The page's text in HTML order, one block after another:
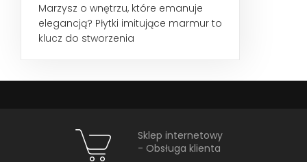
Marzysz o wnętrzu, które emanuje
elegancją? Płytki imitujące marmur to
klucz do stworzenia
Sklep internetowy
- Obsługa klienta